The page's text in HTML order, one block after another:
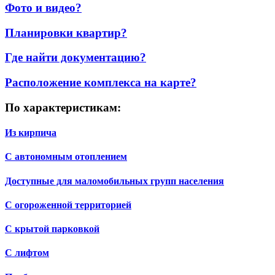
Фото и видео?
Планировки квартир?
Где найти документацию?
Расположение комплекса на карте?
По характеристикам:
Из кирпича
С автономным отоплением
Доступные для маломобильных групп населения
С огороженной территорией
С крытой парковкой
С лифтом